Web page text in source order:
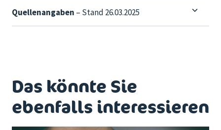
Quellenangaben – Stand 26.03.2025
Das könnte Sie
ebenfalls interessieren